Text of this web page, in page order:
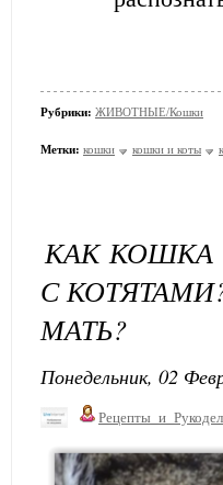
Рубрики: ЖИВОТНЫЕ/Кошки
Метки: кошки кошки и коты
КАК КОШКА
С
МАТЬ?
Понедельник, 02